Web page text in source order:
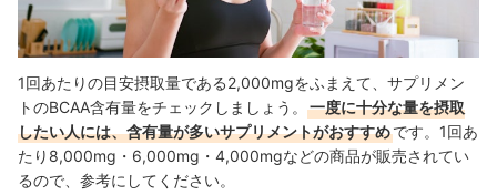
1回あたりの目安摂取量である2,000mgをふまえて、サプリメン
トのBCAA含有量をチェックしましょう。
一度に十分な量を摂取
したい人には、含有量が多いサプリメントがおすすめです。1回あ
たり8,000mg・6,000mg・4,000mgなどの商品が販売されてい
るので、参考にしてください。